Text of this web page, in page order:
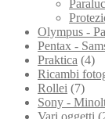
Olympus -
Pentax -
Praktica (4)
Ricambi
Rollei (7)
Sony -
Vari oggetti